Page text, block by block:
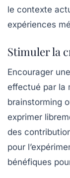
le contexte
expériences
Stimuler la
Encourager
effectué par la
brainstorming
exprimer
des
pour
bénéfiques